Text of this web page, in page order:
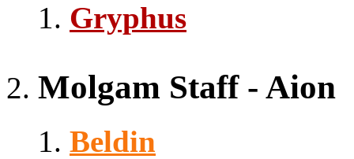
Gryphus
Molgam Staff - Aion
Beldin